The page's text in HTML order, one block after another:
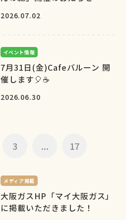
2026.07.02
イベント情報
7月31日(金)Cafeバルーン 開
催します🎈☕
2026.06.30
3 ... 17
メディア掲載
大阪ガスHP「マイ大阪ガス」
に掲載いただきました！